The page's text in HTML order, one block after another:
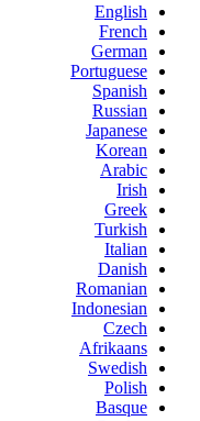
English
French
German
Portuguese
Spanish
Russian
Japanese
Korean
Arabic
Irish
Greek
Turkish
Italian
Danish
Romanian
Indonesian
Czech
Afrikaans
Swedish
Polish
Basque